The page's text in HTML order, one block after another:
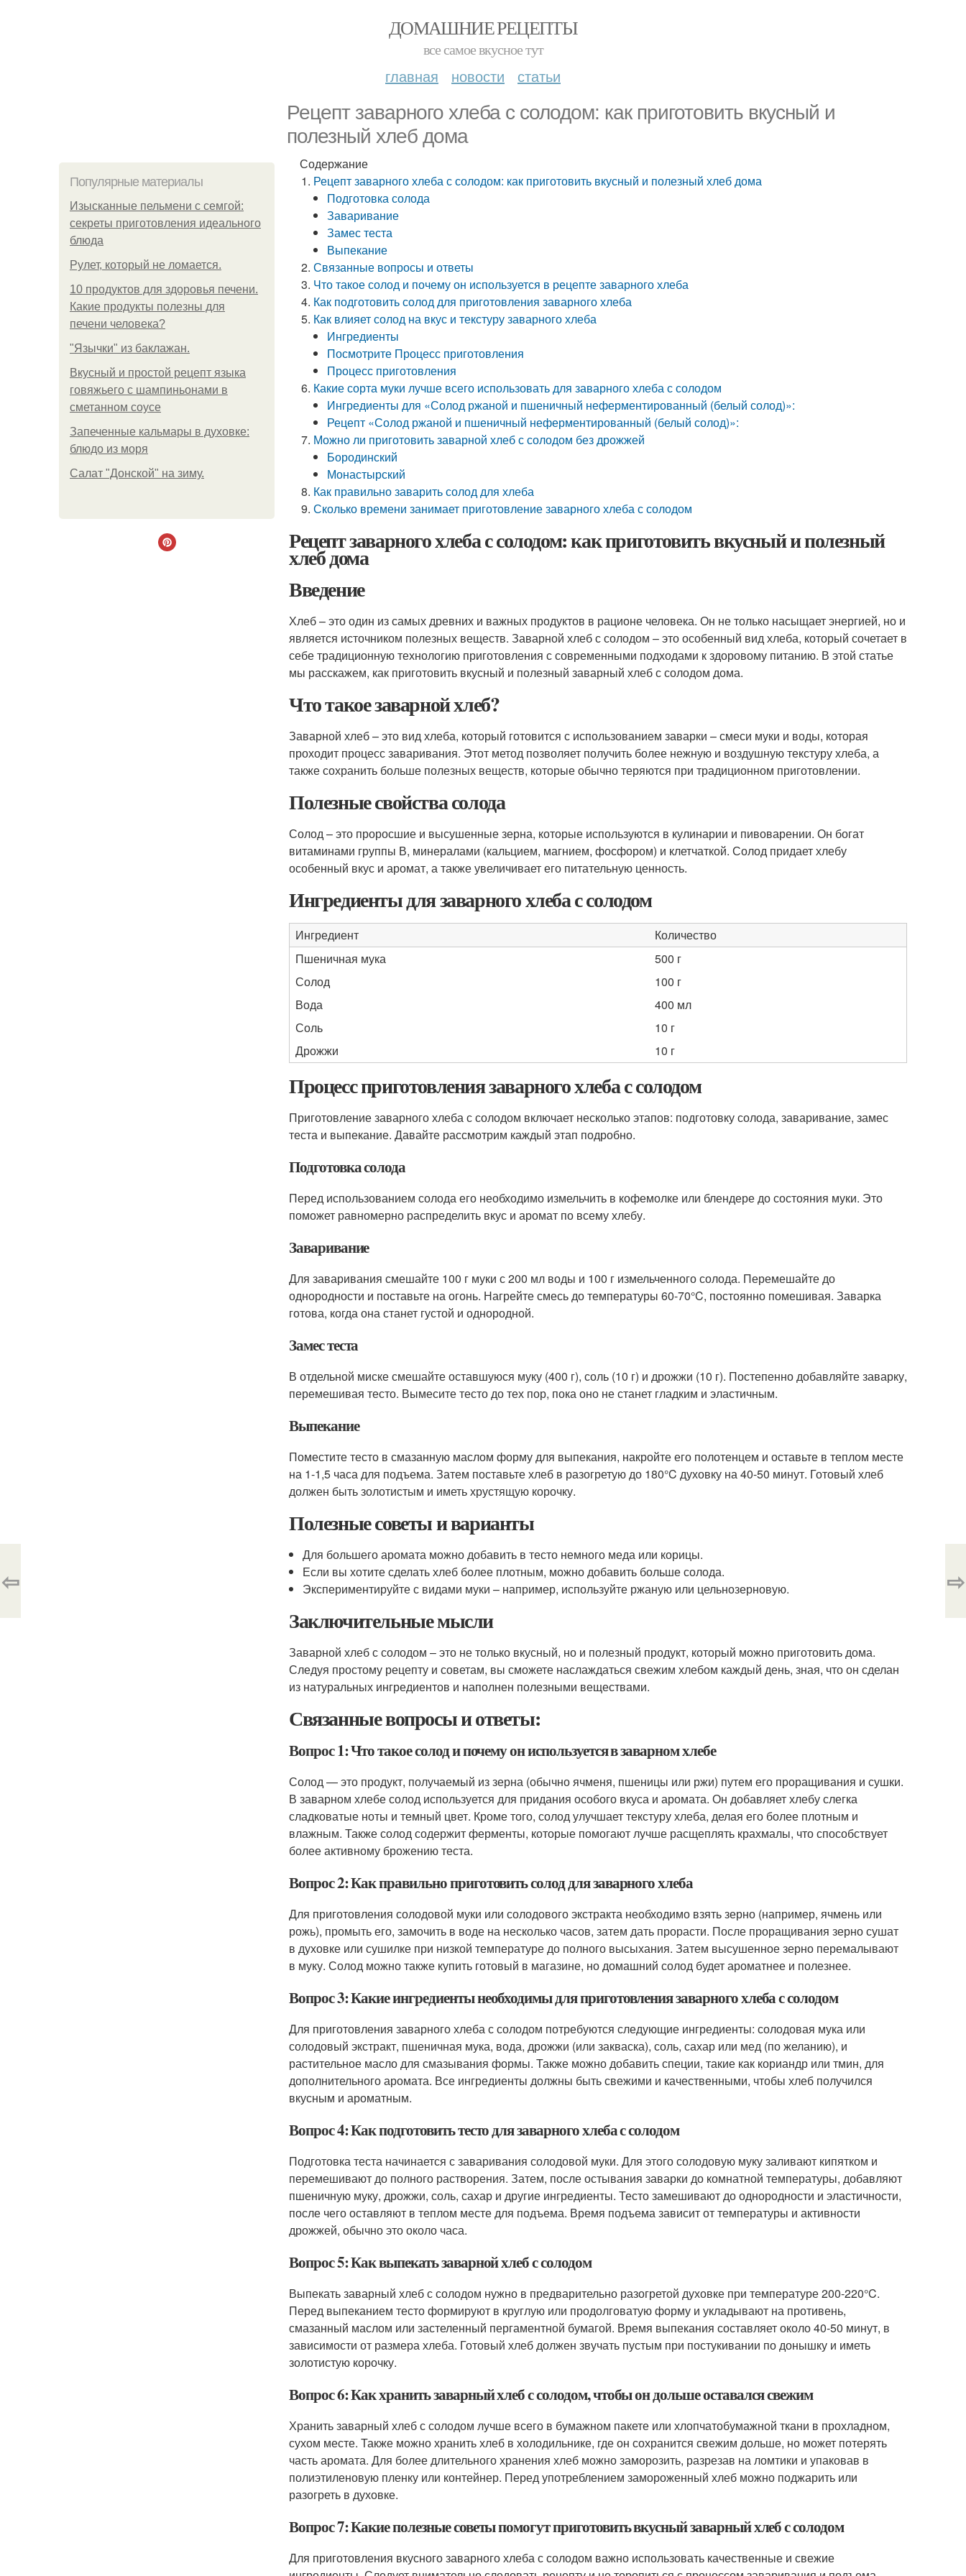
ДОМАШНИЕ РЕЦЕПТЫ
все самое вкусное тут
главная новости статьи
Рецепт заварного хлеба с солодом: как приготовить вкусный и
полезный хлеб дома
Популярные материалы
Изысканные пельмени с семгой:
секреты приготовления идеального
блюда
Рулет, который не ломается.
10 продуктов для здоровья печени.
Какие продукты полезны для
печени человека?
"Язычки" из баклажан.
Вкусный и простой рецепт языка
говяжьего с шампиньонами в
сметанном соусе
Запеченные кальмары в духовке:
блюдо из моря
Салат "Донской" на зиму.
Содержание
Рецепт заварного хлеба с солодом: как приготовить вкусный и полезный хлеб дома
Подготовка солода
Заваривание
Замес теста
Выпекание
Связанные вопросы и ответы
Что такое солод и почему он используется в рецепте заварного хлеба
Как подготовить солод для приготовления заварного хлеба
Как влияет солод на вкус и текстуру заварного хлеба
Ингредиенты
Посмотрите Процесс приготовления
Процесс приготовления
Какие сорта муки лучше всего использовать для заварного хлеба с солодом
Ингредиенты для «Солод ржаной и пшеничный неферментированный (белый солод)»:
Рецепт «Солод ржаной и пшеничный неферментированный (белый солод)»:
Можно ли приготовить заварной хлеб с солодом без дрожжей
Бородинский
Монастырский
Как правильно заварить солод для хлеба
Сколько времени занимает приготовление заварного хлеба с солодом
Рецепт заварного хлеба с солодом: как приготовить вкусный и полезный
хлеб дома
Введение
Хлеб – это один из самых древних и важных продуктов в рационе человека. Он не только насыщает энергией, но и
является источником полезных веществ. Заварной хлеб с солодом – это особенный вид хлеба, который сочетает в
себе традиционную технологию приготовления с современными подходами к здоровому питанию. В этой статье
мы расскажем, как приготовить вкусный и полезный заварный хлеб с солодом дома.
Что такое заварной хлеб?
Заварной хлеб – это вид хлеба, который готовится с использованием заварки – смеси муки и воды, которая
проходит процесс заваривания. Этот метод позволяет получить более нежную и воздушную текстуру хлеба, а
также сохранить больше полезных веществ, которые обычно теряются при традиционном приготовлении.
Полезные свойства солода
Солод – это проросшие и высушенные зерна, которые используются в кулинарии и пивоварении. Он богат
витаминами группы В, минералами (кальцием, магнием, фосфором) и клетчаткой. Солод придает хлебу
особенный вкус и аромат, а также увеличивает его питательную ценность.
Ингредиенты для заварного хлеба с солодом
Ингредиент
Количество
Пшеничная мука
500 г
Солод
100 г
Вода
400 мл
Соль
10 г
Дрожжи
10 г
Процесс приготовления заварного хлеба с солодом
Приготовление заварного хлеба с солодом включает несколько этапов: подготовку солода, заваривание, замес
теста и выпекание. Давайте рассмотрим каждый этап подробно.
Подготовка солода
Перед использованием солода его необходимо измельчить в кофемолке или блендере до состояния муки. Это
поможет равномерно распределить вкус и аромат по всему хлебу.
Заваривание
Для заваривания смешайте 100 г муки с 200 мл воды и 100 г измельченного солода. Перемешайте до
однородности и поставьте на огонь. Нагрейте смесь до температуры 60-70°C, постоянно помешивая. Заварка
готова, когда она станет густой и однородной.
Замес теста
В отдельной миске смешайте оставшуюся муку (400 г), соль (10 г) и дрожжи (10 г). Постепенно добавляйте заварку,
перемешивая тесто. Вымесите тесто до тех пор, пока оно не станет гладким и эластичным.
Выпекание
Поместите тесто в смазанную маслом форму для выпекания, накройте его полотенцем и оставьте в теплом месте
на 1-1,5 часа для подъема. Затем поставьте хлеб в разогретую до 180°C духовку на 40-50 минут. Готовый хлеб
должен быть золотистым и иметь хрустящую корочку.
Полезные советы и варианты
Для большего аромата можно добавить в тесто немного меда или корицы.
Если вы хотите сделать хлеб более плотным, можно добавить больше солода.
Экспериментируйте с видами муки – например, используйте ржаную или цельнозерновую.
Заключительные мысли
Заварной хлеб с солодом – это не только вкусный, но и полезный продукт, который можно приготовить дома.
Следуя простому рецепту и советам, вы сможете наслаждаться свежим хлебом каждый день, зная, что он сделан
из натуральных ингредиентов и наполнен полезными веществами.
Связанные вопросы и ответы:
Вопрос 1: Что такое солод и почему он используется в заварном хлебе
Солод — это продукт, получаемый из зерна (обычно ячменя, пшеницы или ржи) путем его проращивания и сушки.
В заварном хлебе солод используется для придания особого вкуса и аромата. Он добавляет хлебу слегка
сладковатые ноты и темный цвет. Кроме того, солод улучшает текстуру хлеба, делая его более плотным и
влажным. Также солод содержит ферменты, которые помогают лучше расщеплять крахмалы, что способствует
более активному брожению теста.
Вопрос 2: Как правильно приготовить солод для заварного хлеба
Для приготовления солодовой муки или солодового экстракта необходимо взять зерно (например, ячмень или
рожь), промыть его, замочить в воде на несколько часов, затем дать прорасти. После проращивания зерно сушат
в духовке или сушилке при низкой температуре до полного высыхания. Затем высушенное зерно перемалывают
в муку. Солод можно также купить готовый в магазине, но домашний солод будет ароматнее и полезнее.
Вопрос 3: Какие ингредиенты необходимы для приготовления заварного хлеба с солодом
Для приготовления заварного хлеба с солодом потребуются следующие ингредиенты: солодовая мука или
солодовый экстракт, пшеничная мука, вода, дрожжи (или закваска), соль, сахар или мед (по желанию), и
растительное масло для смазывания формы. Также можно добавить специи, такие как кориандр или тмин, для
дополнительного аромата. Все ингредиенты должны быть свежими и качественными, чтобы хлеб получился
вкусным и ароматным.
Вопрос 4: Как подготовить тесто для заварного хлеба с солодом
Подготовка теста начинается с заваривания солодовой муки. Для этого солодовую муку заливают кипятком и
перемешивают до полного растворения. Затем, после остывания заварки до комнатной температуры, добавляют
пшеничную муку, дрожжи, соль, сахар и другие ингредиенты. Тесто замешивают до однородности и эластичности,
после чего оставляют в теплом месте для подъема. Время подъема зависит от температуры и активности
дрожжей, обычно это около часа.
Вопрос 5: Как выпекать заварной хлеб с солодом
Выпекать заварный хлеб с солодом нужно в предварительно разогретой духовке при температуре 200-220°C.
Перед выпеканием тесто формируют в круглую или продолговатую форму и укладывают на противень,
смазанный маслом или застеленный пергаментной бумагой. Время выпекания составляет около 40-50 минут, в
зависимости от размера хлеба. Готовый хлеб должен звучать пустым при постукивании по донышку и иметь
золотистую корочку.
Вопрос 6: Как хранить заварный хлеб с солодом, чтобы он дольше оставался свежим
Хранить заварный хлеб с солодом лучше всего в бумажном пакете или хлопчатобумажной ткани в прохладном,
сухом месте. Также можно хранить хлеб в холодильнике, где он сохранится свежим дольше, но может потерять
часть аромата. Для более длительного хранения хлеб можно заморозить, разрезав на ломтики и упаковав в
полиэтиленовую пленку или контейнер. Перед употреблением замороженный хлеб можно поджарить или
разогреть в духовке.
Вопрос 7: Какие полезные советы помогут приготовить вкусный заварный хлеб с солодом
Для приготовления вкусного заварного хлеба с солодом важно использовать качественные и свежие
⇦ ⇨